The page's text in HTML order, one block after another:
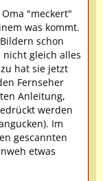
"meckert"
was kommt.
schon
gleich alles
hat sie jetzt
Fernseher
Anleitung,
werden
Im
gescannten
etwas